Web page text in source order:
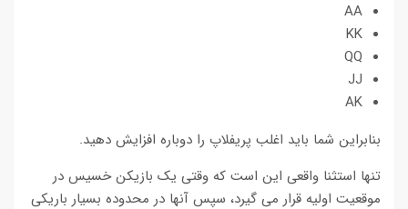
AA
KK
QQ
JJ
AK
بنابراین شما باید اغلب پریفلاپ را دوباره افزایش دهید.
تنها استثنا واقعی این است که وقتی یک بازیکن خسیس در
موقعیت اولیه قرار می گیرد، سپس آنها در محدوده بسیار باریکی